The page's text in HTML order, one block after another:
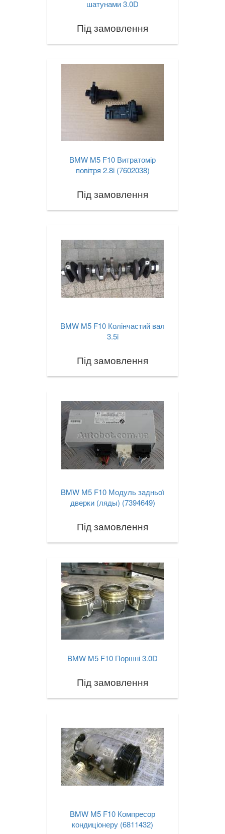
шатунами 3.0D
Під замовлення
BMW M5 F10 Витратомір
повітря 2.8i (7602038)
Під замовлення
BMW M5 F10 Колінчастий вал
3.5i
Під замовлення
BMW M5 F10 Модуль задньої
дверки (ляды) (7394649)
Під замовлення
BMW M5 F10 Поршні 3.0D
Під замовлення
BMW M5 F10 Компресор
кондиціонеру (6811432)